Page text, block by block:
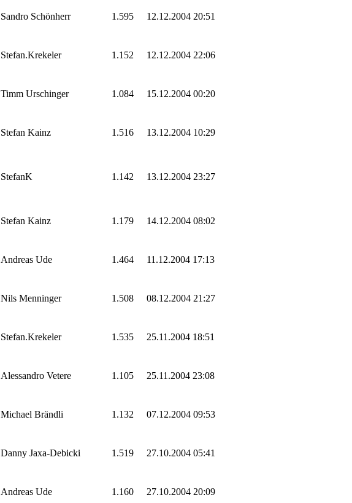
Sandro Schönherr 1.595 12.12.2004 20:51
Stefan.Krekeler 1.152 12.12.2004 22:06
Timm Urschinger 1.084 15.12.2004 00:20
Stefan Kainz 1.516 13.12.2004 10:29
StefanK 1.142 13.12.2004 23:27
Stefan Kainz 1.179 14.12.2004 08:02
Andreas Ude 1.464 11.12.2004 17:13
Nils Menninger 1.508 08.12.2004 21:27
Stefan.Krekeler 1.535 25.11.2004 18:51
Alessandro Vetere 1.105 25.11.2004 23:08
Michael Brändli 1.132 07.12.2004 09:53
Danny Jaxa-Debicki 1.519 27.10.2004 05:41
Andreas Ude 1.160 27.10.2004 20:09